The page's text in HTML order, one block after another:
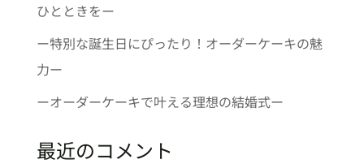
ひとときをー
ー特別な誕生日にぴったり！オーダーケーキの魅
力ー
ーオーダーケーキで叶える理想の結婚式ー
最近のコメント